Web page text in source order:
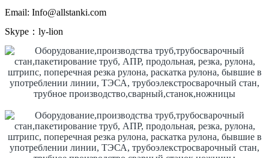
Email: Info@allstanki.com
Skype：ly-lion